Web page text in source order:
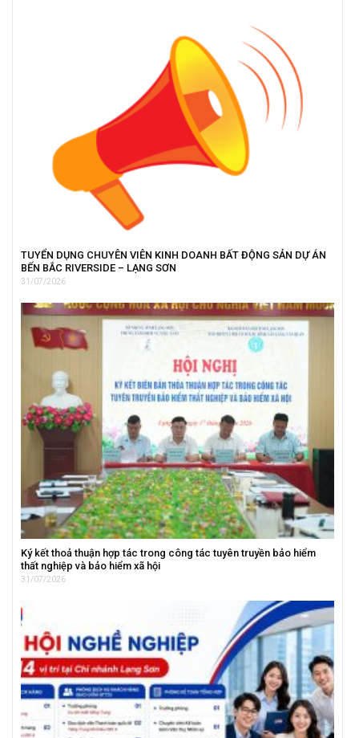
TUYỂN DỤNG CHUYÊN VIÊN KINH DOANH BẤT ĐỘNG SẢN DỰ ÁN
BẾN BẮC RIVERSIDE – LẠNG SƠN
31/07/2026
Ký kết thoả thuận hợp tác trong công tác tuyên truyền bảo hiểm
thất nghiệp và bảo hiểm xã hội
31/07/2026